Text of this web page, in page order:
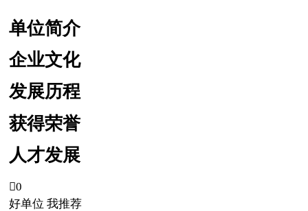
单位简介
企业文化
发展历程
获得荣誉
人才发展
0
好单位 我推荐